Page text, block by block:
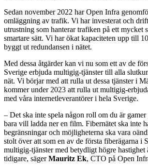
Sedan november 2022 har Open Infra
omläggning av trafik. Vi har investerat och
utrustning som hanterar trafiken på ett mycket
smartare sätt. Vi har ökat kapaciteten upp till
byggt ut redundansen i nätet.
Med dessa åtgärder kan vi nu som ett av de
Sverige erbjuda multigig-tjänster till alla
nät. Vi börjar med att rulla ut dessa tjänster i
kommer under 2023 att rulla ut multigig-
med våra internetleverantörer i hela Sverige.
– Det ska inte spela någon roll om du är
bara vill ladda ner en film. Fibernätet ska inte
begränsningar och möjligheterna ska vara
stolt över att som en av de första fiberägarna i
multigig-tjänster med betydligt högre
tidigare, sägerMauritz Ek, CTO på Open